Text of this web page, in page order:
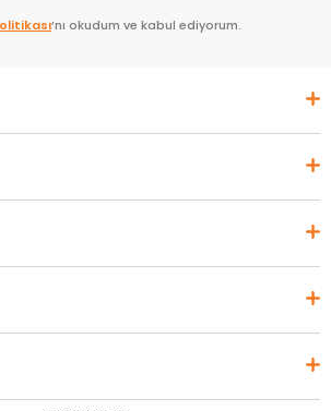
’nı okudum ve kabul ediyorum.